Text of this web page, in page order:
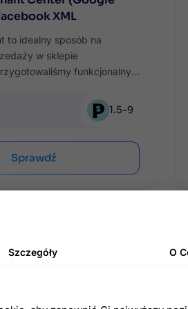
XML
to idealny sposób na
w sklepie
funkcjonalny
dużej ilości produktów do
z PrestaShop'u.
1.5-9
Sprawdź
Szczegóły O